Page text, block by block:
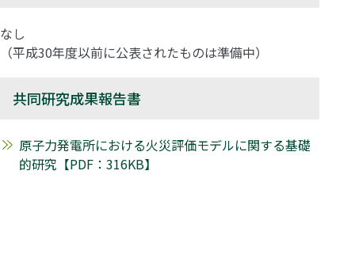
なし
（平成30年度以前に公表されたものは準備中）
共同研究成果報告書
原子力発電所における火災評価モデルに関する基礎
的研究【PDF：316KB】